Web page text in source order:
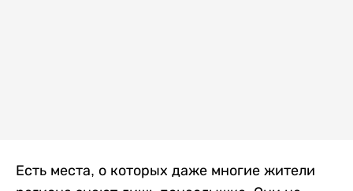
Есть места, о которых даже многие жители